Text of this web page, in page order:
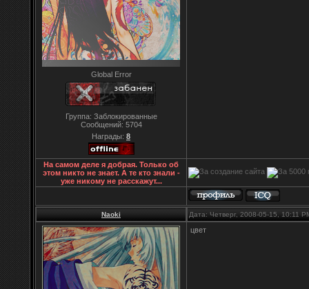
Global Error
Группа: Заблокированные
Сообщений: 5704
Награды: 8
На самом деле я добрая. Только об
этом никто не знает. А те кто знали -
уже никому не расскажут...
Naoki Дата: Четверг, 2008-05-15, 10:11
цвет